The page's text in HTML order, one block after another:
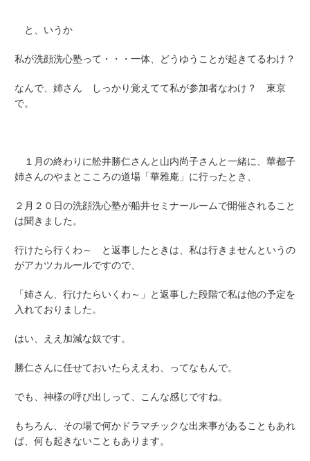
と、いうか
私が洗顔洗心塾って・・・一体、どうゆうことが起きてるわけ？
なんで、姉さん しっかり覚えてて私が参加者なわけ？ 東京
で。
１月の終わりに舩井勝仁さんと山内尚子さんと一緒に、華都子
姉さんのやまとこころの道場「華雅庵」に行ったとき、
２月２０日の洗顔洗心塾が船井セミナールームで開催されること
は聞きました。
行けたら行くわ～ と返事したときは、私は行きませんというの
がアカツカルールですので、
「姉さん、行けたらいくわ～」と返事した段階で私は他の予定を
入れておりました。
はい、ええ加減な奴です。
勝仁さんに任せておいたらええわ、ってなもんで。
でも、神様の呼び出しって、こんな感じですね。
もちろん、その場で何かドラマチックな出来事があることもあれ
ば、何も起きないこともあります。